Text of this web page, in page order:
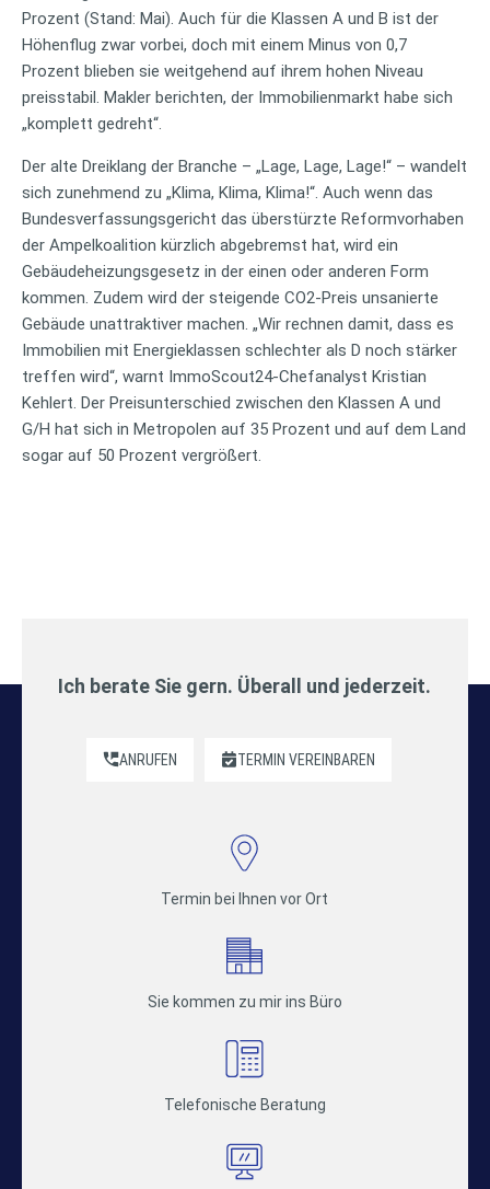
Prozent (Stand: Mai). Auch für die Klassen A und B ist der
Höhenflug zwar vorbei, doch mit einem Minus von 0,7
Prozent blieben sie weitgehend auf ihrem hohen Niveau
preisstabil. Makler berichten, der Immobilienmarkt habe sich
„komplett gedreht“.
Der alte Dreiklang der Branche – „Lage, Lage, Lage!“ – wandelt
sich zunehmend zu „Klima, Klima, Klima!“. Auch wenn das
Bundesverfassungsgericht das überstürzte Reformvorhaben
der Ampelkoalition kürzlich abgebremst hat, wird ein
Gebäudeheizungsgesetz in der einen oder anderen Form
kommen. Zudem wird der steigende CO2-Preis unsanierte
Gebäude unattraktiver machen. „Wir rechnen damit, dass es
Immobilien mit Energieklassen schlechter als D noch stärker
treffen wird“, warnt ImmoScout24-Chefanalyst Kristian
Kehlert. Der Preisunterschied zwischen den Klassen A und
G/H hat sich in Metropolen auf 35 Prozent und auf dem Land
sogar auf 50 Prozent vergrößert.
Ich berate Sie gern. Überall und jederzeit.
ANRUFEN TERMIN VEREINBAREN
Termin bei Ihnen vor Ort
Sie kommen zu mir ins Büro
Telefonische Beratung